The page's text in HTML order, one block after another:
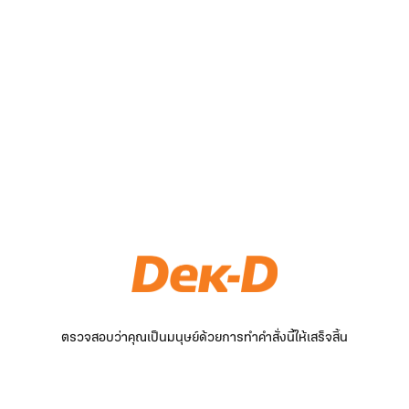
ตรวจสอบว่าคุณเป็นมนุษย์ด้วยการทำคำสั่งนี้ให้เสร็จสิ้น